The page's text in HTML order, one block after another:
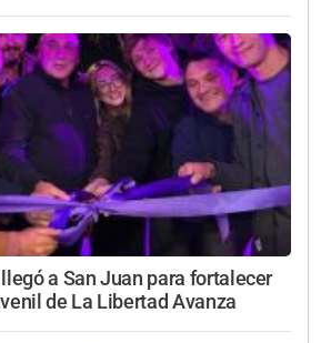
llegó a San Juan para fortalecer
de La Libertad Avanza